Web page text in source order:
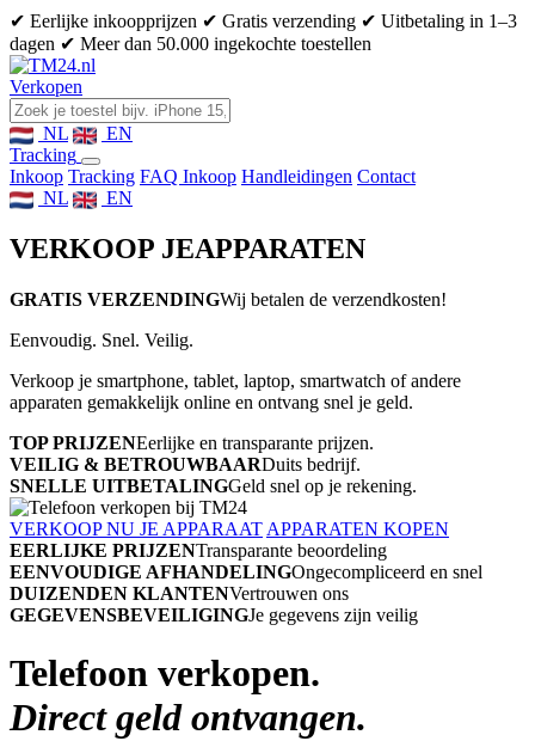
✔ Eerlijke inkoopprijzen ✔ Gratis verzending ✔ Uitbetaling in 1–3
dagen ✔ Meer dan 50.000 ingekochte toestellen
Verkopen
NL
EN
Tracking
Inkoop Tracking FAQ Inkoop Handleidingen Contact
NL
EN
VERKOOP JEAPPARATEN
GRATIS VERZENDINGWij betalen de verzendkosten!
Eenvoudig. Snel. Veilig.
Verkoop je smartphone, tablet, laptop, smartwatch of andere
apparaten gemakkelijk online en ontvang snel je geld.
TOP PRIJZENEerlijke en transparante prijzen.
VEILIG & BETROUWBAARDuits bedrijf.
SNELLE UITBETALINGGeld snel op je rekening.
VERKOOP NU JE APPARAAT APPARATEN KOPEN
EERLIJKE PRIJZENTransparante beoordeling
EENVOUDIGE AFHANDELINGOngecompliceerd en snel
DUIZENDEN KLANTENVertrouwen ons
GEGEVENSBEVEILIGINGJe gegevens zijn veilig
Telefoon verkopen.
Direct geld ontvangen.